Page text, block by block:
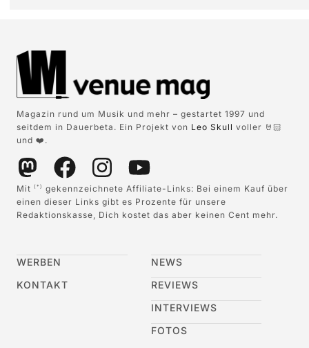
Magazin rund um Musik und mehr – gestartet 1997 und
seitdem in Dauerbeta. Ein Projekt von Leo Skull voller 🤘🏻
und ❤️.
Mit (*)
gekennzeichnete Affiliate-Links: Bei einem Kauf über
einen dieser Links gibt es Prozente für unsere
Redaktionskasse, Dich kostet das aber keinen Cent mehr.
WERBEN
KONTAKT
NEWS
REVIEWS
INTERVIEWS
FOTOS